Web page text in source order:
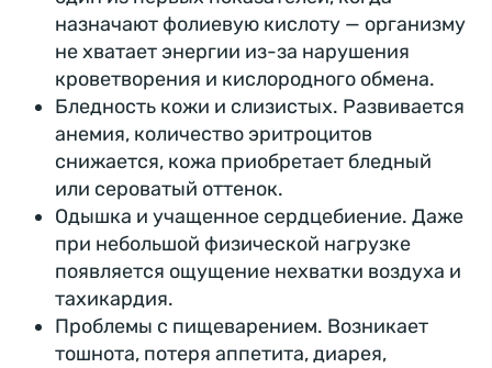
назначают фолиевую кислоту — организму
не хватает энергии из-за нарушения
кроветворения и кислородного обмена.
Бледность кожи и слизистых. Развивается
анемия, количество эритроцитов
снижается, кожа приобретает бледный
или сероватый оттенок.
Одышка и учащенное сердцебиение. Даже
при небольшой физической нагрузке
появляется ощущение нехватки воздуха и
тахикардия.
Проблемы с пищеварением. Возникает
тошнота, потеря аппетита, диарея,